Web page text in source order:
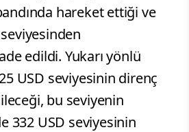
hareket ettiği ve
edildi. Yukarı yönlü
USD seviyesinin direnç
bu seviyenin
332 USD seviyesinin